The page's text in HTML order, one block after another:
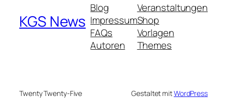
KGS News
Blog
Impressum
FAQs
Autoren
Veranstaltungen
Shop
Vorlagen
Themes
Twenty Twenty-Five Gestaltet mitWordPress